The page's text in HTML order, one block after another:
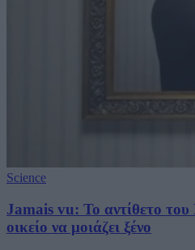
Science
Jamais vu: Το αντίθετο του
οικείο να μοιάζει ξένο